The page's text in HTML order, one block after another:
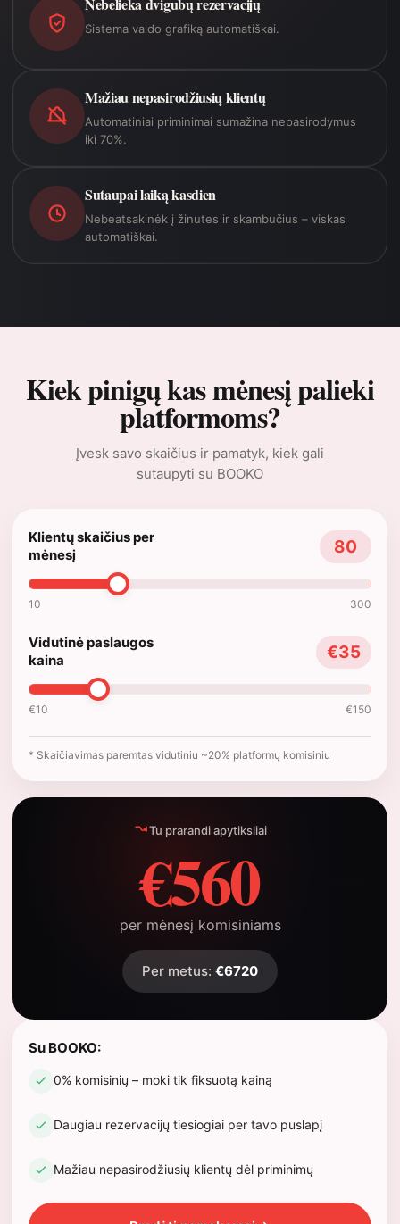
Nebelieka dvigubų rezervacijų
Sistema valdo grafiką automatiškai.
Mažiau nepasirodžiusių klientų
Automatiniai priminimai sumažina nepasirodymus
iki 70%.
Sutaupai laiką kasdien
Nebeatsakinėk į žinutes ir skambučius – viskas
automatiškai.
Kiek pinigų kas mėnesį palieki
platformoms?
Įvesk savo skaičius ir pamatyk, kiek gali
sutaupyti su BOOKO
Klientų skaičius per
mėnesį
80
10 300
Vidutinė paslaugos
kaina
€35
€10 €150
* Skaičiavimas paremtas vidutiniu ~20% platformų komisiniu
Tu prarandi apytiksliai
€560
per mėnesį komisiniams
Per metus: €6720
Su BOOKO:
0% komisinių – moki tik fiksuotą kainą
Daugiau rezervacijų tiesiogiai per tavo puslapį
Mažiau nepasirodžiusių klientų dėl priminimų